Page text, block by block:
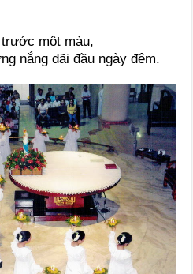
một màu,
nắng dãi đầu ngày đêm.